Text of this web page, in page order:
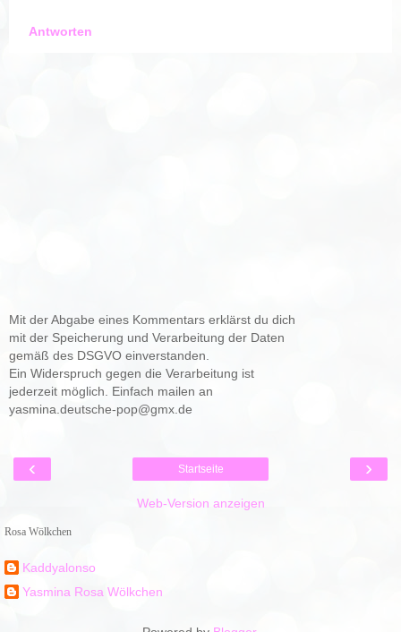
Antworten
Mit der Abgabe eines Kommentars erklärst du dich
mit der Speicherung und Verarbeitung der Daten
gemäß des DSGVO einverstanden.
Ein Widerspruch gegen die Verarbeitung ist
jederzeit möglich. Einfach mailen an
yasmina.deutsche-pop@gmx.de
‹ ›
Startseite
Web-Version anzeigen
Rosa Wölkchen
Kaddyalonso
Yasmina Rosa Wölkchen